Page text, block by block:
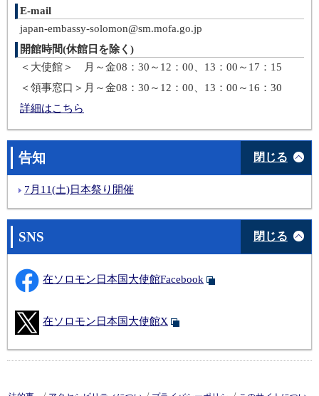
E-mail
japan-embassy-solomon@sm.mofa.go.jp
開館時間(休館日を除く)
＜大使館＞ 月～金08：30～12：00、13：00～17：15
＜領事窓口＞月～金08：30～12：00、13：00～16：30
詳細はこちら
告知 閉じる
7月11(土)日本祭り開催
SNS 閉じる
在ソロモン日本国大使館Facebook
在ソロモン日本国大使館X